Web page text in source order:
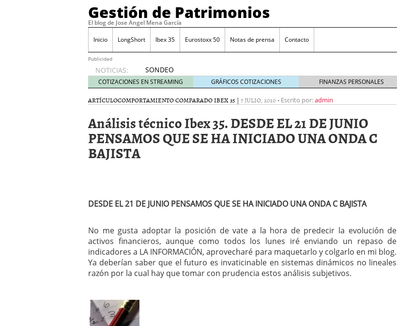
Gestión de Patrimonios
El blog de Jose Angel Mena García
Inicio LongShort Ibex 35 Eurostoxx 50 Notas de prensa Contacto
Publicidad
NOTICIAS:
SONDEO
IBEX35.
ACCESO
A LA
DE
TODOS
LOS
VALORES
SONDEO DIARIO IBEX35. Distancia de los valores de IBEX35 a m?ximos
mayo 28, 2013
Catalejo sobre IBEX35. SISM?METROS. Prosiguen a la baja desde el 13/mayo
y a?n tienen recorrido adicional mayo 24, 2013
CATALEJO SOBRE IBEX35. TERMOMETROS. Aún con recorrido a la baja para
alcanzar la zona de sobreventa y entonces si se podría apostar por un
rebote interesante
COTIZACIONES EN STREAMING GRÁFICOS COTIZACIONES FINANZAS PERSONALES
ARTÍCULOCOMPORTAMIENTO COMPARADO IBEX 35 | 7 JULIO, 2010- Escrito por:admin
Análisis técnico Ibex 35. DESDE EL 21 DE JUNIO
PENSAMOS QUE SE HA INICIADO UNA ONDA C
BAJISTA
DESDE EL 21 DE JUNIO PENSAMOS QUE SE HA INICIADO UNA ONDA C BAJISTA
No me gusta adoptar la posición de vate a la hora de predecir la evolución de
activos financieros, aunque como todos los lunes iré enviando un repaso de
indicadores a LA INFORMACIÓN, aprovecharé para maquetarlo y colgarlo en mi blog.
Ya deberían saber que el futuro es invaticinable en sistemas dinámicos no lineales
razón por la cual hay que tomar con prudencia estos análisis subjetivos.